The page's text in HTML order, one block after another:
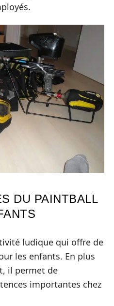
DU PAINTBALL
ludique qui offre de
les enfants. En plus
il permet de
importantes chez